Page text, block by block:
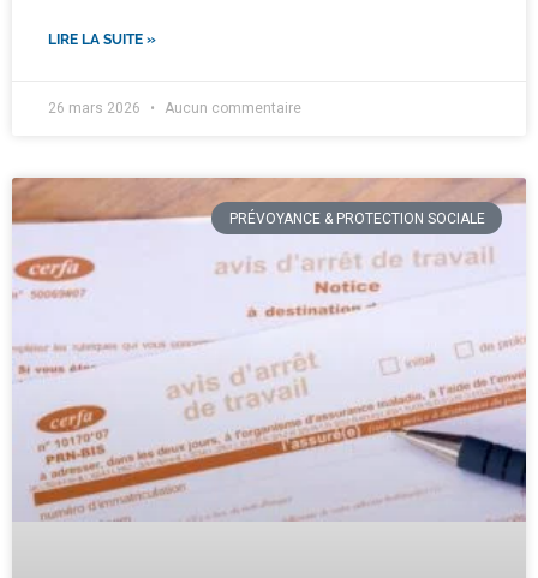
LIRE LA SUITE »
26 mars 2026 Aucun commentaire
PRÉVOYANCE & PROTECTION SOCIALE